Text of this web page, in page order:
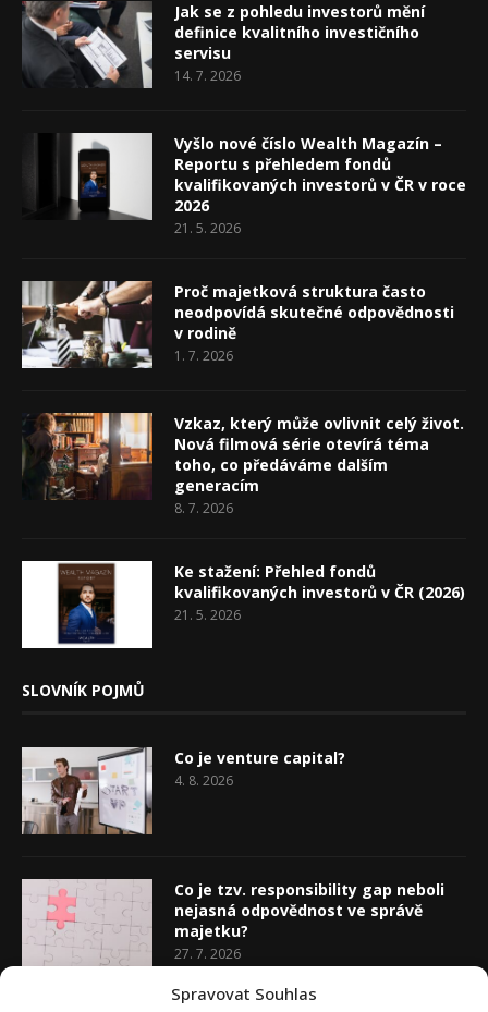
Spravovat Souhlas
Jak se z pohledu investorů mění
definice kvalitního investičního
servisu
14. 7. 2026
Vyšlo nové číslo Wealth Magazín –
Reportu s přehledem fondů
kvalifikovaných investorů v ČR v roce
2026
21. 5. 2026
Proč majetková struktura často
neodpovídá skutečné odpovědnosti
v rodině
1. 7. 2026
Vzkaz, který může ovlivnit celý život.
Nová filmová série otevírá téma
toho, co předáváme dalším
generacím
8. 7. 2026
Ke stažení: Přehled fondů
kvalifikovaných investorů v ČR (2026)
21. 5. 2026
SLOVNÍK POJMŮ
Co je venture capital?
4. 8. 2026
Co je tzv. responsibility gap neboli
nejasná odpovědnost ve správě
majetku?
27. 7. 2026